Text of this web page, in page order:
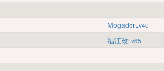
MogadorLv40
福江改Lv65